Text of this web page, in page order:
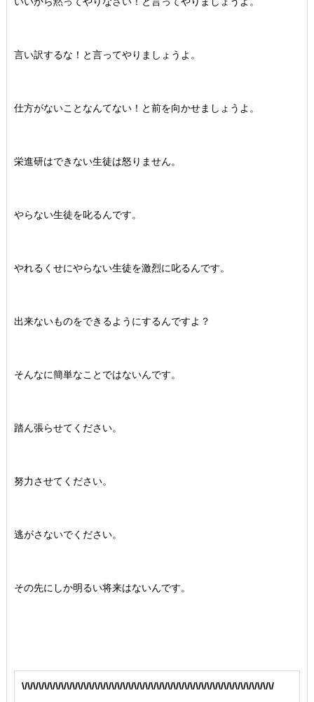
言い訳するな！と言ってやりましょうよ。
仕方がないことなんてない！と前を向かせましょうよ。
栄進研はできない生徒は怒りません。
やらない生徒を叱るんです。
やれるくせにやらない生徒を激烈に叱るんです。
出来ないものをできるようにするんですよ？
そんなに簡単なことではないんです。
踏ん張らせてください。
努力させてください。
逃がさないでください。
その先にしか明るい将来はないんです。
\/\/\/\/\/\/\/\/\/\/\/\/\/\/\/\/\/\/\/\/\/\/\/\/\/\/\/\/\/\/\/\/\/\/\/\/\/\/\/\/\/\/\/\/\/